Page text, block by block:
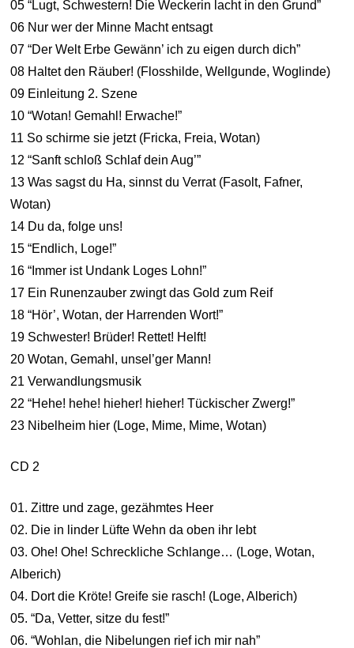
05 “Lugt, Schwestern! Die Weckerin lacht in den Grund”
06 Nur wer der Minne Macht entsagt
07 “Der Welt Erbe Gewänn’ ich zu eigen durch dich”
08 Haltet den Räuber! (Flosshilde, Wellgunde, Woglinde)
09 Einleitung 2. Szene
10 “Wotan! Gemahl! Erwache!”
11 So schirme sie jetzt (Fricka, Freia, Wotan)
12 “Sanft schloß Schlaf dein Aug’”
13 Was sagst du Ha, sinnst du Verrat (Fasolt, Fafner,
Wotan)
14 Du da, folge uns!
15 “Endlich, Loge!”
16 “Immer ist Undank Loges Lohn!”
17 Ein Runenzauber zwingt das Gold zum Reif
18 “Hör’, Wotan, der Harrenden Wort!”
19 Schwester! Brüder! Rettet! Helft!
20 Wotan, Gemahl, unsel’ger Mann!
21 Verwandlungsmusik
22 “Hehe! hehe! hieher! hieher! Tückischer Zwerg!”
23 Nibelheim hier (Loge, Mime, Mime, Wotan)
CD 2
01. Zittre und zage, gezähmtes Heer
02. Die in linder Lüfte Wehn da oben ihr lebt
03. Ohe! Ohe! Schreckliche Schlange… (Loge, Wotan,
Alberich)
04. Dort die Kröte! Greife sie rasch! (Loge, Alberich)
05. “Da, Vetter, sitze du fest!”
06. “Wohlan, die Nibelungen rief ich mir nah”